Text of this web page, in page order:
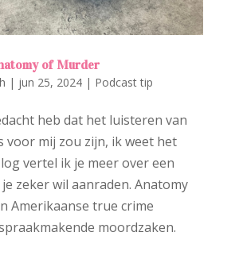
of Murder
| jun 25, 2024| Podcast tip
heb dat het luisteren van
voor mij zou zijn, ik weet het
vertel ik je meer over een
zeker wil aanraden. Anatomy
Amerikaanse true crime
moordzaken.